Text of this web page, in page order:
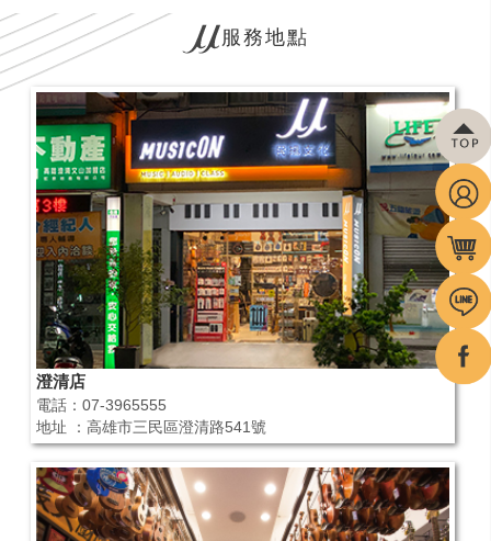
服務地點
澄清店
電話：07-3965555
地址 ：高雄市三民區澄清路541號